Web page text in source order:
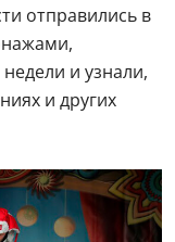
отправились в
и узнали,
и других